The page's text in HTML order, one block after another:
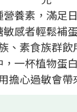
營養素，滿足
感者輕鬆補
、素食族群飲
一杯植物蛋
擔心過敏會帶